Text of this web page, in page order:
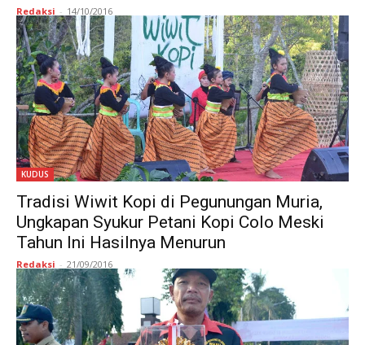
Redaksi - 14/10/2016
KUDUS
Tradisi Wiwit Kopi di Pegunungan Muria,
Ungkapan Syukur Petani Kopi Colo Meski
Tahun Ini Hasilnya Menurun
Redaksi - 21/09/2016